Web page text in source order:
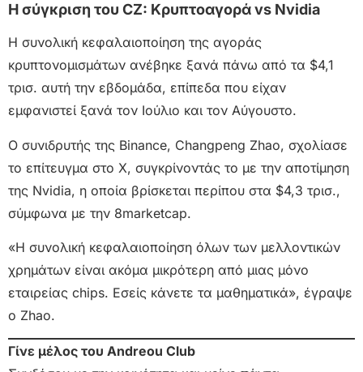
Η σύγκριση του CZ: Κρυπτοαγορά vs Nvidia
Η συνολική κεφαλαιοποίηση της αγοράς
κρυπτονομισμάτων ανέβηκε ξανά πάνω από τα $4,1
τρισ. αυτή την εβδομάδα, επίπεδα που είχαν
εμφανιστεί ξανά τον Ιούλιο και τον Αύγουστο.
Ο συνιδρυτής της Binance, Changpeng Zhao, σχολίασε
το επίτευγμα στο X, συγκρίνοντάς το με την αποτίμηση
της Nvidia, η οποία βρίσκεται περίπου στα $4,3 τρισ.,
σύμφωνα με την 8marketcap.
«Η συνολική κεφαλαιοποίηση όλων των μελλοντικών
χρημάτων είναι ακόμα μικρότερη από μιας μόνο
εταιρείας chips. Εσείς κάνετε τα μαθηματικά», έγραψε
ο Zhao.
Γίνε μέλος του Andreou Club